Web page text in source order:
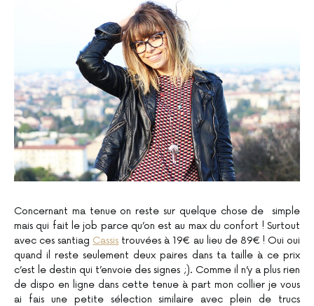
Concernant ma tenue on reste sur quelque chose de simple
mais qui fait le job parce qu’on est au max du confort ! Surtout
avec ces santiag Cassis trouvées à 19€ au lieu de 89€ ! Oui oui
quand il reste seulement deux paires dans ta taille à ce prix
c’est le destin qui t’envoie des signes ;). Comme il n’y a plus rien
de dispo en ligne dans cette tenue à part mon collier je vous
ai fais une petite sélection similaire avec plein de trucs